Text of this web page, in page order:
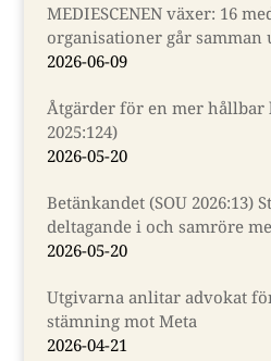
MEDIESCENEN växer: 16
organisationer går samman
Almedalsveckan
2026-06-09
Åtgärder för en mer hållbar
2025:124)
2026-05-20
Betänkandet (SOU 2026:13)
deltagande i och samröre
sammanslutningar
2026-05-20
Utgivarna anlitar advokat
stämning mot Meta
2026-04-21